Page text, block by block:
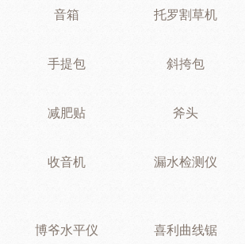
音箱 托罗割草机
手提包 斜挎包
减肥贴 斧头
收音机 漏水检测仪
博爷水平仪 喜利曲线锯